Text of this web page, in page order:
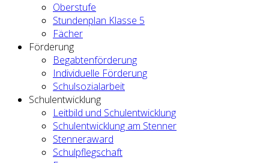
Oberstufe
Stundenplan Klasse 5
Fächer
Förderung
Begabtenförderung
Individuelle Förderung
Schulsozialarbeit
Schulentwicklung
Leitbild und Schulentwicklung
Schulentwicklung am Stenner
Stenneraward
Schulpflegschaft